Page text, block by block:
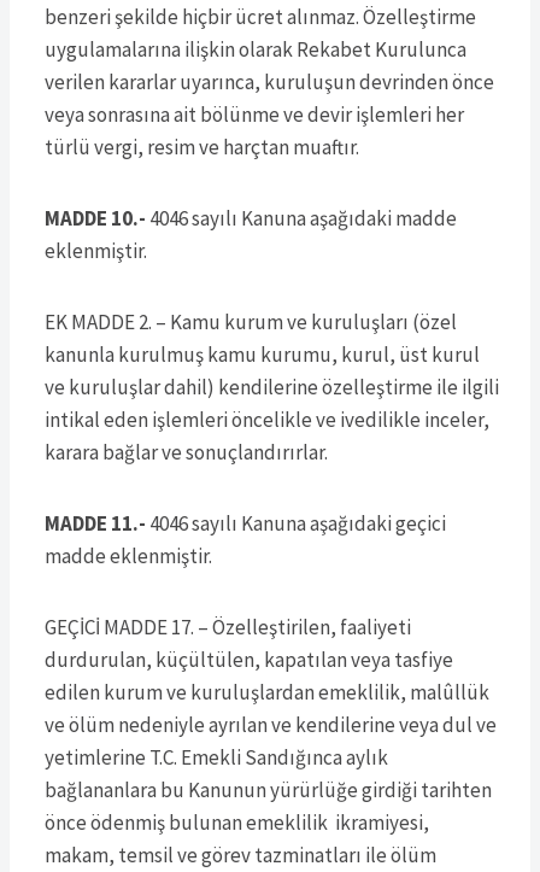
benzeri şekilde hiçbir ücret alınmaz. Özelleştirme
uygulamalarına ilişkin olarak Rekabet Kurulunca
verilen kararlar uyarınca, kuruluşun devrinden önce
veya sonrasına ait bölünme ve devir işlemleri her
türlü vergi, resim ve harçtan muaftır.
MADDE 10.- 4046 sayılı Kanuna aşağıdaki madde
eklenmiştir.
EK MADDE 2. – Kamu kurum ve kuruluşları (özel
kanunla kurulmuş kamu kurumu, kurul, üst kurul
ve kuruluşlar dahil) kendilerine özelleştirme ile ilgili
intikal eden işlemleri öncelikle ve ivedilikle inceler,
karara bağlar ve sonuçlandırırlar.
MADDE 11.- 4046 sayılı Kanuna aşağıdaki geçici
madde eklenmiştir.
GEÇİCİ MADDE 17. – Özelleştirilen, faaliyeti
durdurulan, küçültülen, kapatılan veya tasfiye
edilen kurum ve kuruluşlardan emeklilik, malûllük
ve ölüm nedeniyle ayrılan ve kendilerine veya dul ve
yetimlerine T.C. Emekli Sandığınca aylık
bağlananlara bu Kanunun yürürlüğe girdiği tarihten
önce ödenmiş bulunan emeklilik ikramiyesi,
makam, temsil ve görev tazminatları ile ölüm